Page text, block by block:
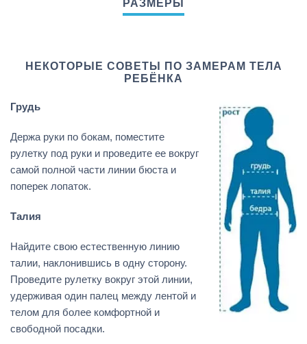
НЕКОТОРЫЕ СОВЕТЫ ПО ЗАМЕРАМ ТЕЛА
РЕБЁНКА
Грудь
Держа руки по бокам, поместите
рулетку под руки и проведите ее вокруг
самой полной части линии бюста и
поперек лопаток.
Талия
Найдите свою естественную линию
талии, наклонившись в одну сторону.
Проведите рулетку вокруг этой линии,
удерживая один палец между лентой и
телом для более комфортной и
свободной посадки.